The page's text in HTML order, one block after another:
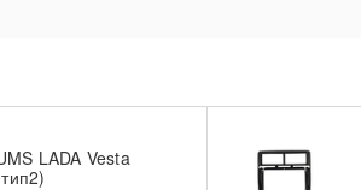
LADA Vesta